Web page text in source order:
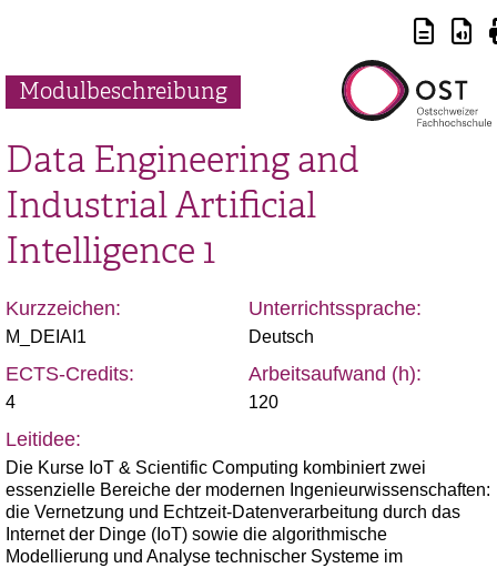
Modulbeschreibung
Data Engineering and
Industrial Artificial
Intelligence 1
Kurzzeichen:
M_DEIAI1
Unterrichtssprache:
Deutsch
ECTS-Credits:
4
Arbeitsaufwand (h):
120
Leitidee:
Die Kurse IoT & Scientific Computing kombiniert zwei
essenzielle Bereiche der modernen Ingenieurwissenschaften:
die Vernetzung und Echtzeit-Datenverarbeitung durch das
Internet der Dinge (IoT) sowie die algorithmische
Modellierung und Analyse technischer Systeme im